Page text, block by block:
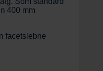
400 mm
facetslebne